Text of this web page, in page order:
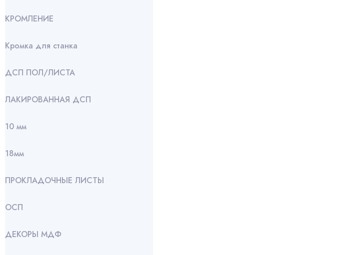
КРОМЛЕНИЕ
Кромка для станка
ДСП ПОЛ/ЛИСТА
ЛАКИРОВАННАЯ ДСП
10 мм
18мм
ПРОКЛАДОЧНЫЕ ЛИСТЫ
ОСП
ДЕКОРЫ МДФ